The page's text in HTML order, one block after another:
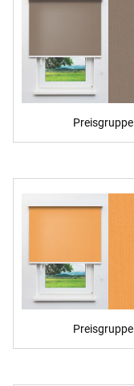
Preisgruppe
Preisgruppe